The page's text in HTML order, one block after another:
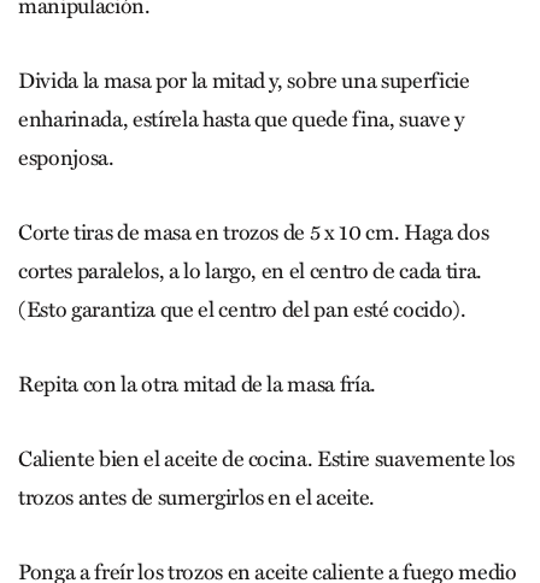
manipulación.
Divida la masa por la mitad y, sobre una superficie
enharinada, estírela hasta que quede fina, suave y
esponjosa.
Corte tiras de masa en trozos de 5 x 10 cm. Haga dos
cortes paralelos, a lo largo, en el centro de cada tira.
(Esto garantiza que el centro del pan esté cocido).
Repita con la otra mitad de la masa fría.
Caliente bien el aceite de cocina. Estire suavemente los
trozos antes de sumergirlos en el aceite.
Ponga a freír los trozos en aceite caliente a fuego medio